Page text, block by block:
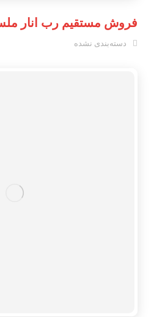
فروش مستقیم رب انار
دسته‌بندی نشده